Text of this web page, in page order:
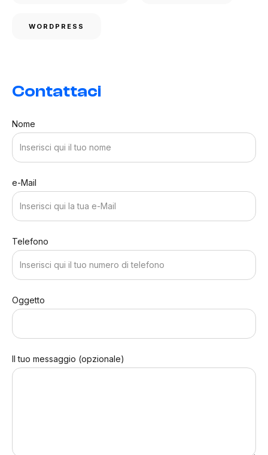
WORDPRESS
Contattaci
Nome
e-Mail
Telefono
Oggetto
Il tuo messaggio (opzionale)